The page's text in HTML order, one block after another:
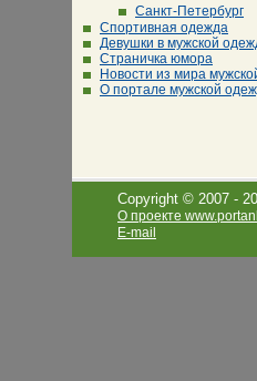
Санкт-Петербург
Спортивная одежда
Девушки в мужской
Страничка юмора
Новости из мира
О портале мужской
Copyright © 2007 -
О проекте
E-mail